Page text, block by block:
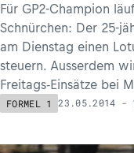
Für GP2-Champion
Schnürchen: Der 25-
am Dienstag einen
steuern. Ausserdem
Freitags-Einsätze bei
FORMEL 1 23.05.2014 -